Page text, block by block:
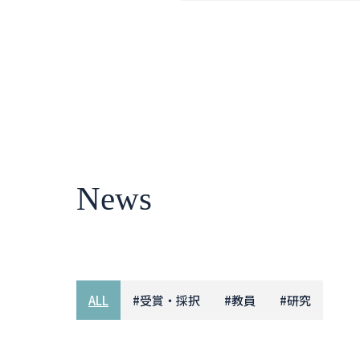
News
ALL #受賞・採択 #教員 #研究